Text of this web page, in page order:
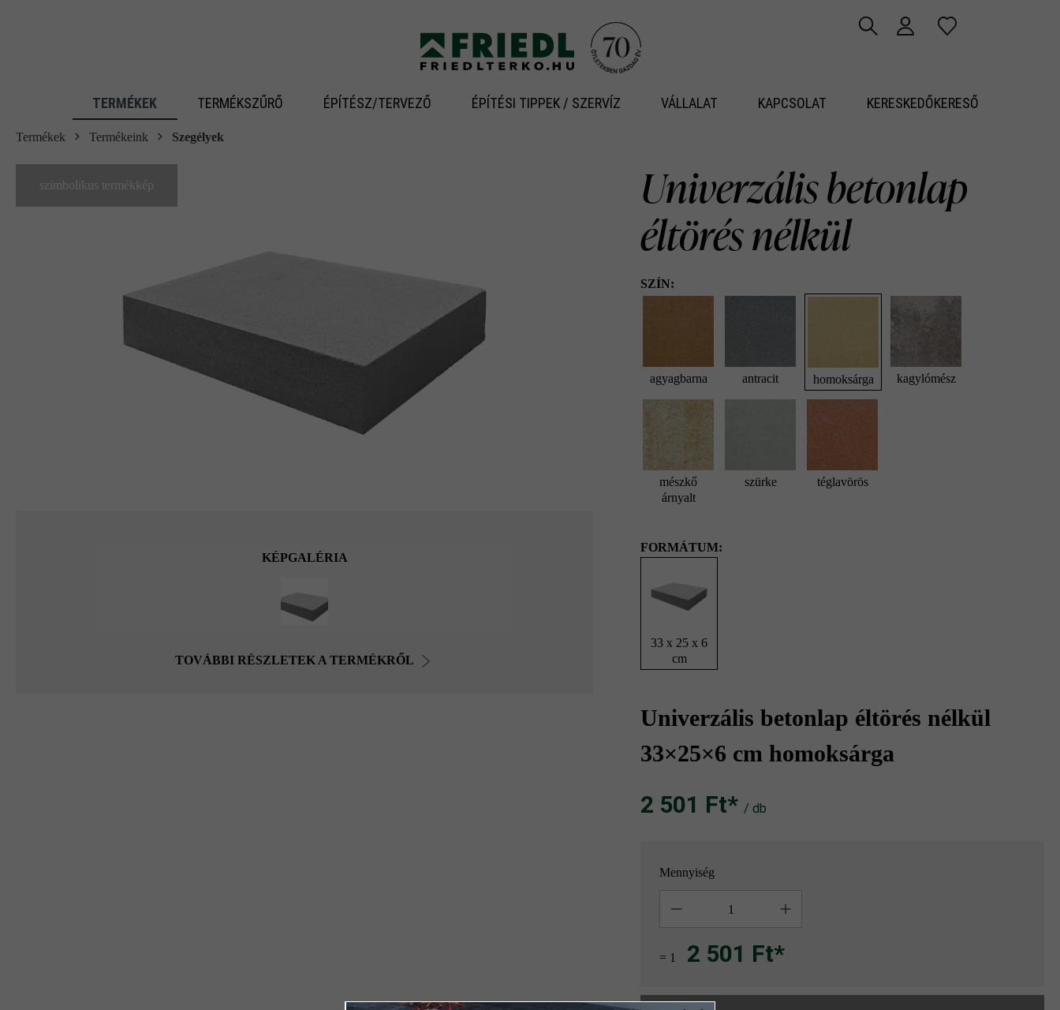
TERMÉKEK TERMÉKSZŰRŐ ÉPÍTÉSZ/TERVEZŐ ÉPÍTÉSI TIPPEK / SZERVÍZ VÁLLALAT KAPCSOLAT KERESKEDŐKERESŐ
Termékek Termékeink Szegélyek
szimbolikus termékkép
KÉPGALÉRIA
TOVÁBBI RÉSZLETEK A TERMÉKRŐL
Univerzális betonlap
éltörés nélkül
SZÍN:
agyagbarna antracit homoksárga kagylómész
mészkő
árnyalt
szürke téglavörös
FORMÁTUM:
33 x 25 x 6
cm
Univerzális betonlap éltörés nélkül
33×25×6 cm homoksárga
2 501 Ft‎‎‎*/ db
Mennyiség
= 1 2 501 Ft*